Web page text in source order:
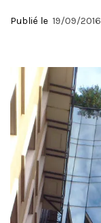
Publié le 19/09/2016